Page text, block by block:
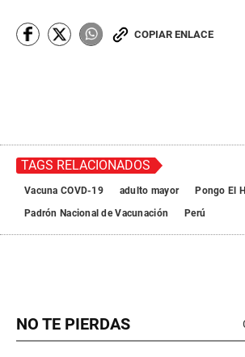
COPIAR ENLACE
TAGS RELACIONADOS
Vacuna COVD-19 adulto mayor
Pongo El
Padrón Nacional de Vacunación
Perú
NO TE PIERDAS